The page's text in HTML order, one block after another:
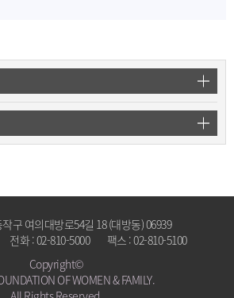
구 여의대방로54길 18 (대방동) 06939
전화 :02-810-5000 팩스 :02-810-5100
Copyright©
OF WOMEN & FAMILY.